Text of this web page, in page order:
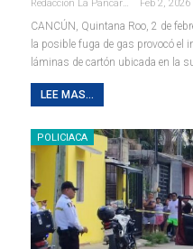
Redaccion La Pancarta De Quintana Roo Feb 2, 2026
CANCÚN, Quintana Roo, 2 de
la posible fuga de gas provocó el
láminas de cartón ubicada en la
LEE MAS...
POLICIACA